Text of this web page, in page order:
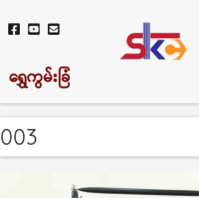
ရွှေကွမ်းခြံ
003